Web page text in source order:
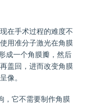
在手术过程的难度不
用准分子激光在角膜
成一个角膜瓣，然后
盖回，进而改变角膜
像。
它不需要制作角膜